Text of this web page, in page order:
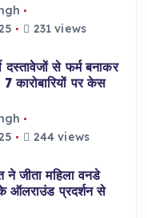
231 views
से फर्म बनाकर
कारोबारियों पर केस
244 views
जीता महिला वनडे
के ऑलराउंड प्रदर्शन से